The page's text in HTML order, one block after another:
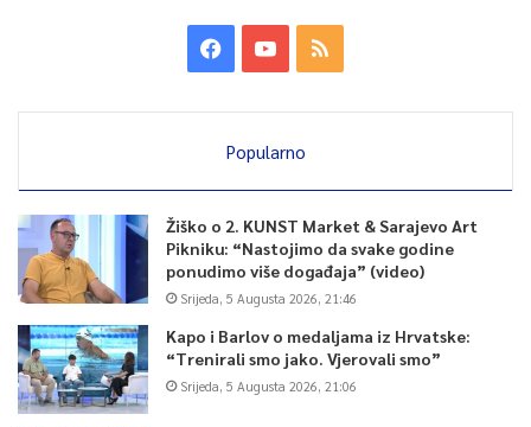
Popularno
Žiško o 2. KUNST Market & Sarajevo Art
Pikniku: “Nastojimo da svake godine
ponudimo više događaja” (video)
Srijeda, 5 Augusta 2026, 21:46
Kapo i Barlov o medaljama iz Hrvatske:
“Trenirali smo jako. Vjerovali smo”
Srijeda, 5 Augusta 2026, 21:06